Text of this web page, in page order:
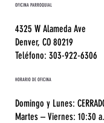
OFICINA PARROQUIAL
4325 W Alameda Ave
Denver, CO 80219
Teléfono: 303-922-6306
HORARIO DE OFICINA
Domingo y Lunes:
Martes – Viernes: 10:30